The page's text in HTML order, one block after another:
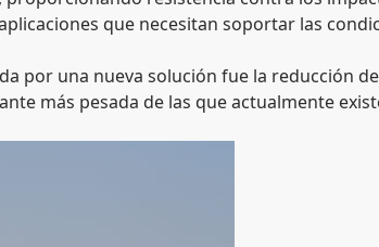
que necesitan soportar las
por una nueva solución fue la reducción
más pesada de las que actualmente